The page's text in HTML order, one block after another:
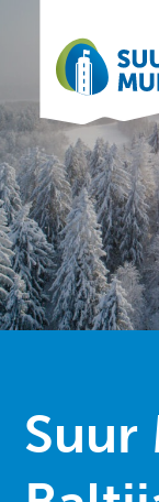
Suur